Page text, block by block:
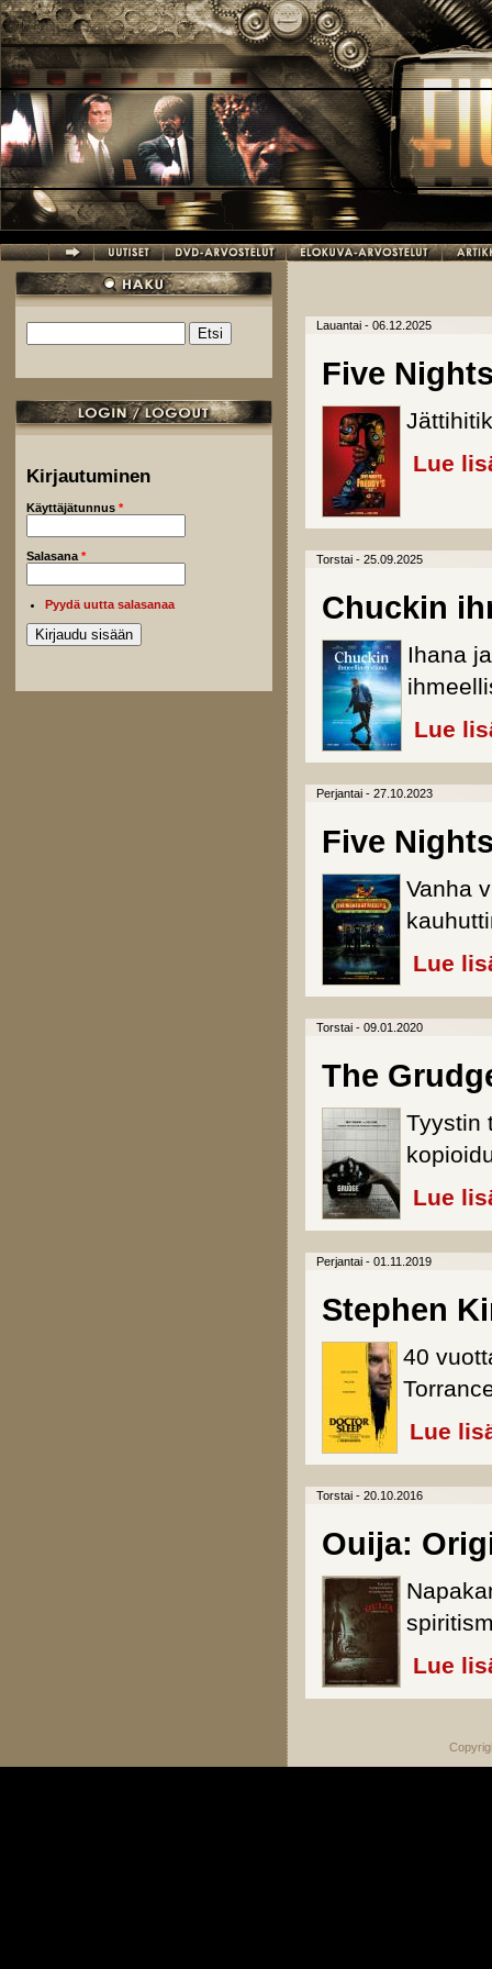
Hyppää pääsisältöön
Hakulomake
Kirjautuminen
Käyttäjätunnus *
Salasana *
Pyydä uutta salasanaa
Lauantai - 06.12.2025
Five
Lue
Torstai - 25.09.2025
Chuckin
Ihana
Lue
Perjantai - 27.10.2023
Five
Vanha
Lue
Torstai - 09.01.2020
The
Tyystin
Lue
Perjantai - 01.11.2019
Stephen
40
Lue
Torstai - 20.10.2016
Ouija:
Lue